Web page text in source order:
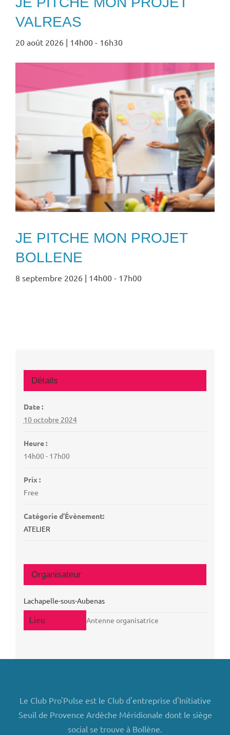
VALREAS
20 août 2026 | 14h00 - 16h30
JE PITCHE MON PROJET
BOLLENE
8 septembre 2026 | 14h00 - 17h00
Détails
Date :
10 octobre 2024
Heure :
14h00 - 17h00
Prix :
Free
Catégorie d’Évènement:
ATELIER
Antenne organisatrice
Organisateur
Lachapelle-sous-Aubenas
Le Club Pro'Pulse est le Club d'entreprise d'Initiative
Seuil de Provence Ardèche Méridionale dont le siège
social se trouve à Bollène.